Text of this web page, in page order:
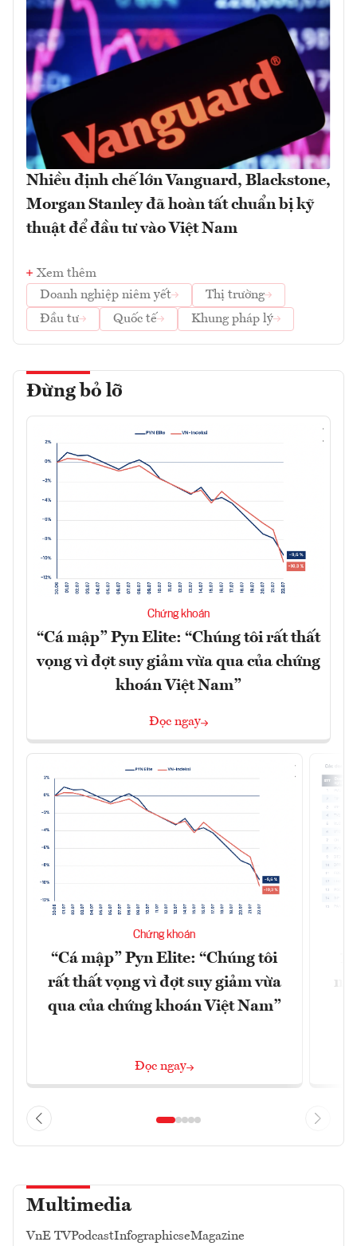
Nhiều định chế lớn Vanguard, Blackstone,
Morgan Stanley đã hoàn tất chuẩn bị kỹ
thuật để đầu tư vào Việt Nam
Xem thêm
Doanh nghiệp niêm yết
Thị trường
Đầu tư
Quốc tế Khung pháp lý
Đừng bỏ lỡ
Chứng khoán
“Cá mập” Pyn Elite: “Chúng tôi rất thất
vọng vì đợt suy giảm vừa qua của chứng
khoán Việt Nam”
Đọc ngay
Chứng khoán
“Cá mập” Pyn Elite: “Chúng tôi
rất thất vọng vì đợt suy giảm vừa
qua của chứng khoán Việt Nam”
Đọc ngay
Multimedia
VnE TVPodcastInfographicseMagazine